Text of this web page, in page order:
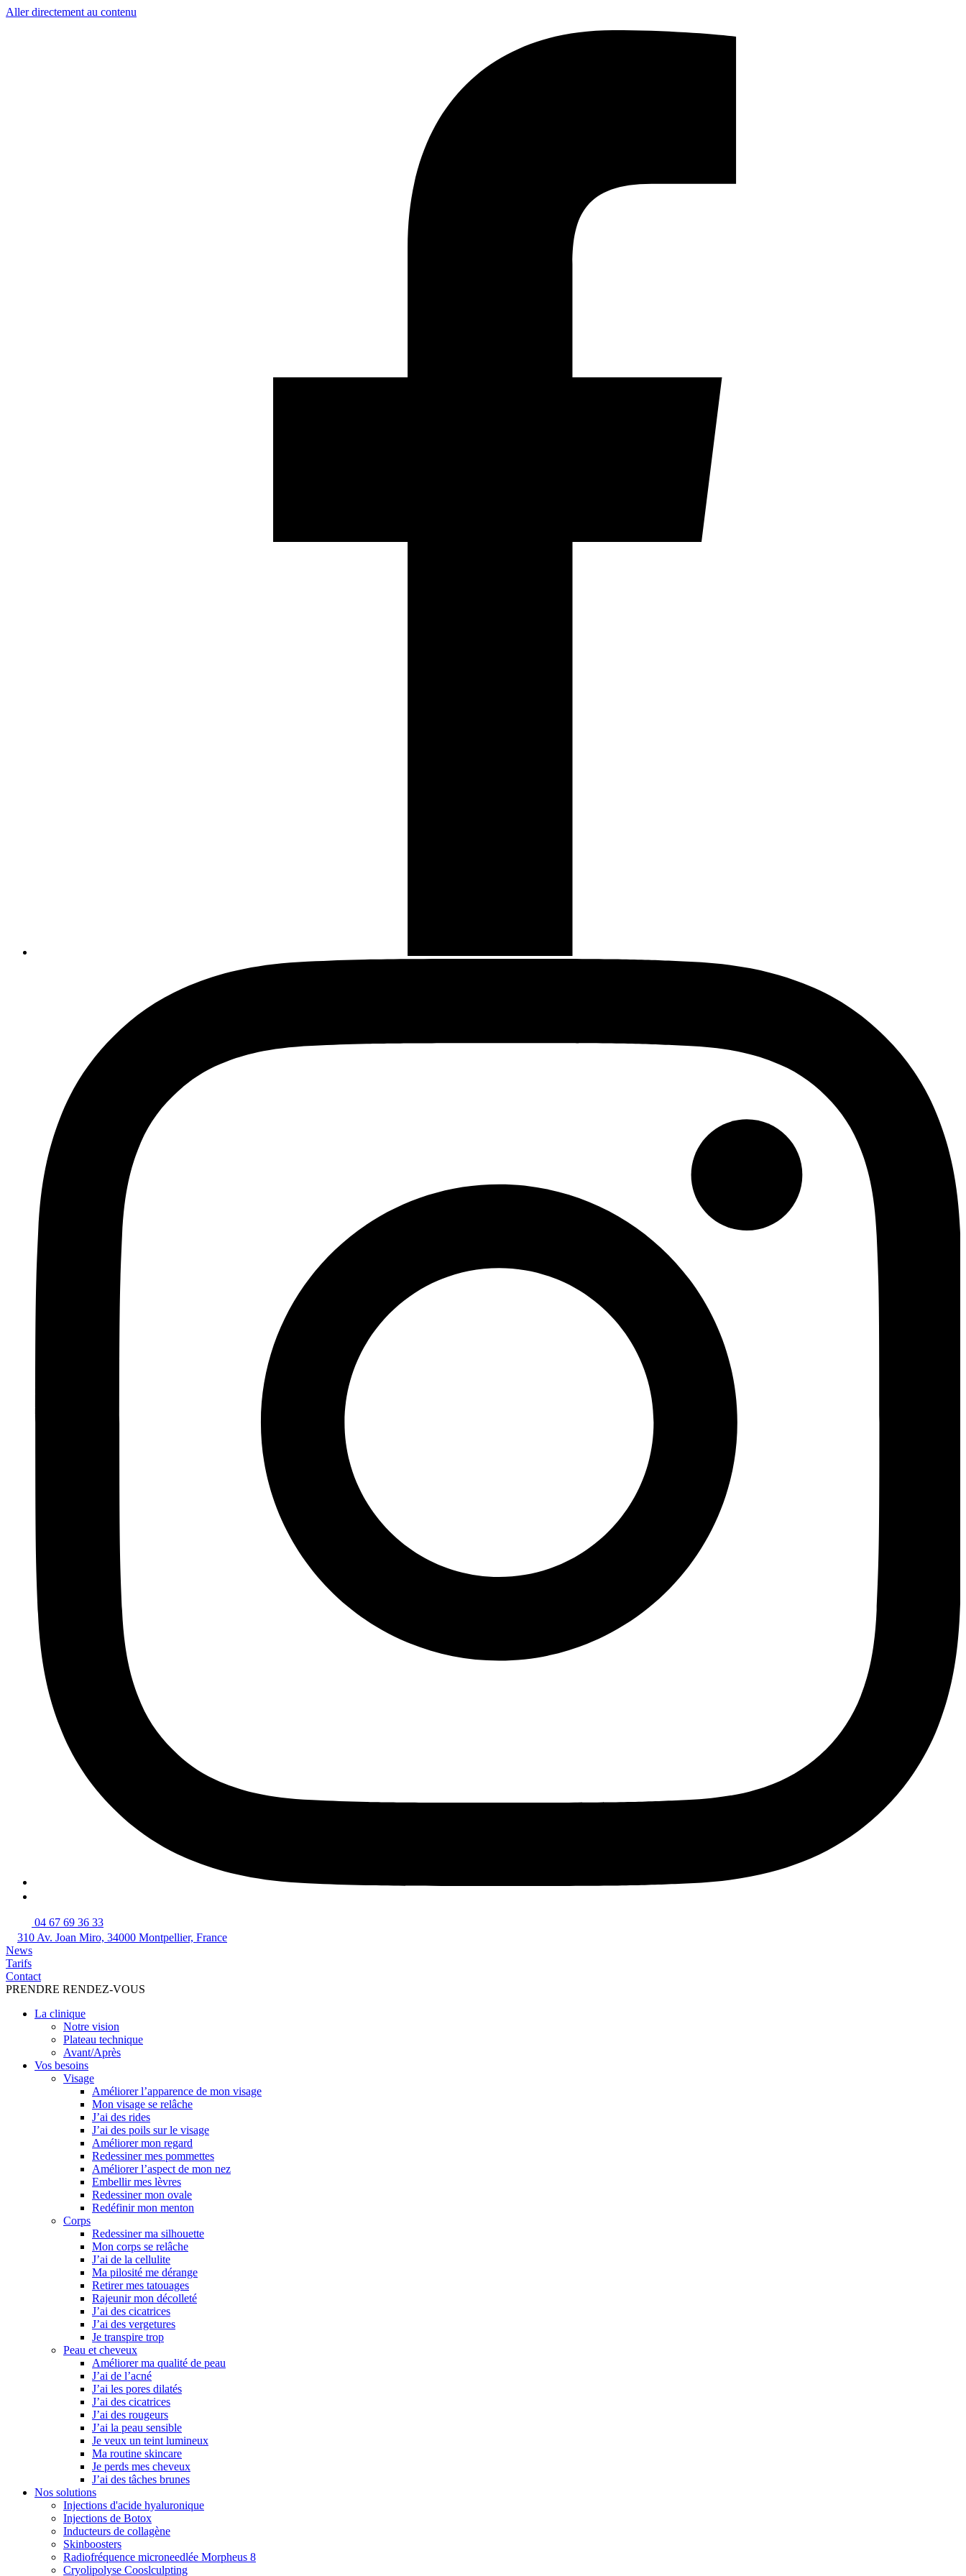
Aller directement au contenu
04 67 69 36 33
310 Av. Joan Miro, 34000 Montpellier, France
News
Tarifs
Contact
PRENDRE RENDEZ-VOUS
La clinique
Notre vision
Plateau technique
Avant/Après
Vos besoins
Visage
Améliorer l’apparence de mon visage
Mon visage se relâche
J’ai des rides
J’ai des poils sur le visage
Améliorer mon regard
Redessiner mes pommettes
Améliorer l’aspect de mon nez
Embellir mes lèvres
Redessiner mon ovale
Redéfinir mon menton
Corps
Redessiner ma silhouette
Mon corps se relâche
J’ai de la cellulite
Ma pilosité me dérange
Retirer mes tatouages
Rajeunir mon décolleté
J’ai des cicatrices
J’ai des vergetures
Je transpire trop
Peau et cheveux
Améliorer ma qualité de peau
J’ai de l’acné
J’ai les pores dilatés
J’ai des cicatrices
J’ai des rougeurs
J’ai la peau sensible
Je veux un teint lumineux
Ma routine skincare
Je perds mes cheveux
J’ai des tâches brunes
Nos solutions
Injections d'acide hyaluronique
Injections de Botox
Inducteurs de collagène
Skinboosters
Radiofréquence microneedlée Morpheus 8
Cryolipolyse Cooslculpting